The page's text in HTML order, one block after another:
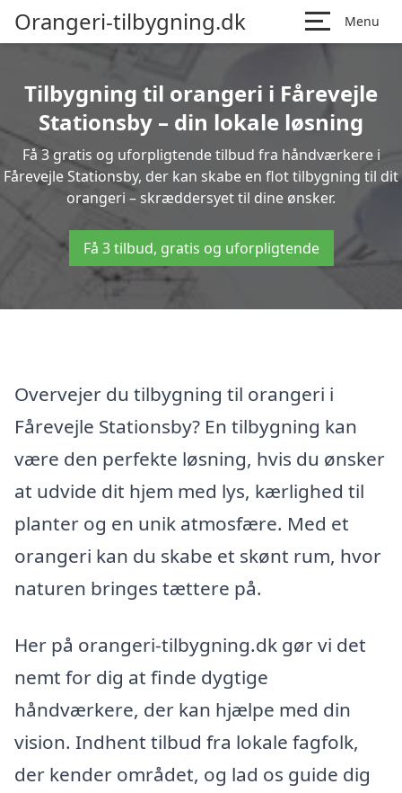
Orangeri-tilbygning.dk Menu
Tilbygning til orangeri i Fårevejle
Stationsby – din lokale løsning
Få 3 gratis og uforpligtende tilbud fra håndværkere i
Fårevejle Stationsby, der kan skabe en flot tilbygning til dit
orangeri – skræddersyet til dine ønsker.
Få 3 tilbud, gratis og uforpligtende
Overvejer du tilbygning til orangeri i
Fårevejle Stationsby? En tilbygning kan
være den perfekte løsning, hvis du ønsker
at udvide dit hjem med lys, kærlighed til
planter og en unik atmosfære. Med et
orangeri kan du skabe et skønt rum, hvor
naturen bringes tættere på.
Her på orangeri-tilbygning.dk gør vi det
nemt for dig at finde dygtige
håndværkere, der kan hjælpe med din
vision. Indhent tilbud fra lokale fagfolk,
der kender området, og lad os guide dig